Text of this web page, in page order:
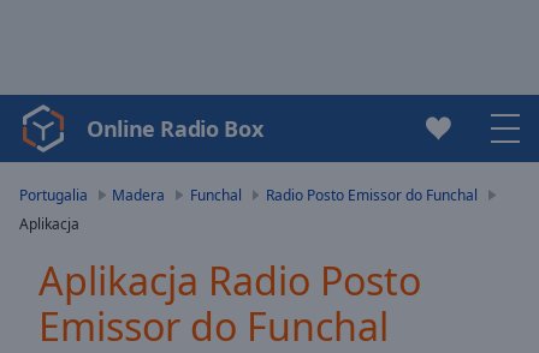
Video
Player
loading.
Video
Play
Skip
Backward
Online Radio Box
Portugalia Madera Funchal
Radio Posto Emissor do Funchal
Aplikacja
Aplikacja Radio Posto
Emissor do Funchal